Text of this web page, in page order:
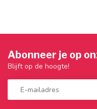
Abonneer je op
Blijft op de hoogte!